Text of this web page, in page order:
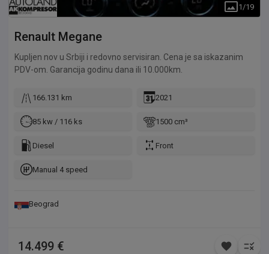
1 /19
Renault Megane
Kupljen nov u Srbiji i redovno servisiran. Cena je sa iskazanim
PDV-om. Garancija godinu dana ili 10.000km.
166.131 km 2021
85 kw / 116 ks 1500 cm³
Diesel Front
Manual 4 speed
Beograd
14.499 €